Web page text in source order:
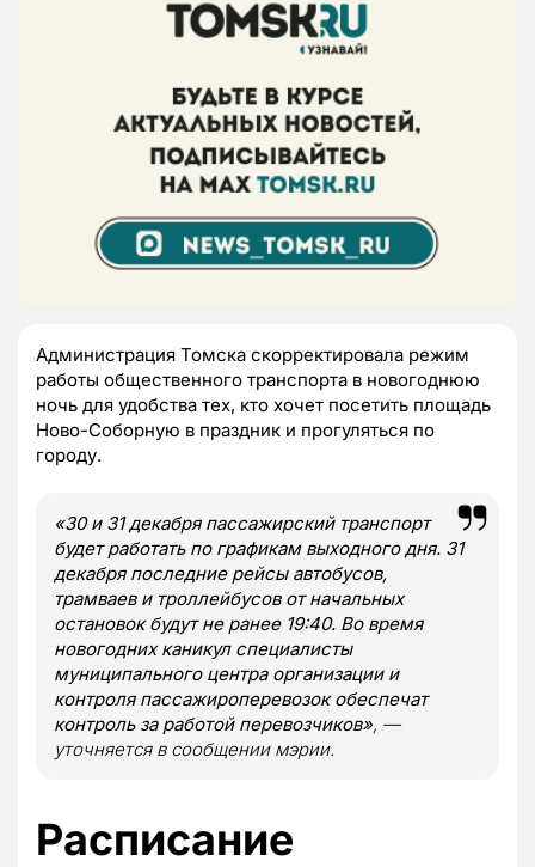
Администрация Томска скорректировала режим
работы общественного транспорта в новогоднюю
ночь для удобства тех, кто хочет посетить площадь
Ново-Соборную в праздник и прогуляться по
городу.
«30 и 31 декабря пассажирский транспорт
будет работать по графикам выходного дня. 31
декабря последние рейсы автобусов,
трамваев и троллейбусов от начальных
остановок будут не ранее 19:40. Во время
новогодних каникул специалисты
муниципального центра организации и
контроля пассажироперевозок обеспечат
контроль за работой перевозчиков», —
уточняется в сообщении мэрии.
Расписание